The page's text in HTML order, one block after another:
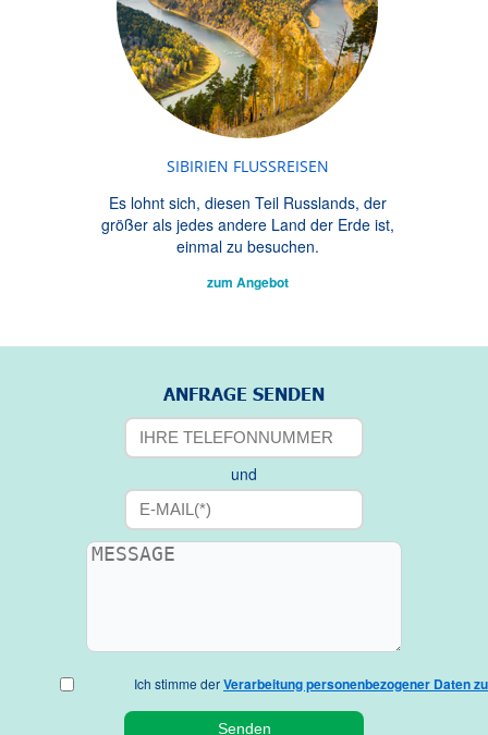
SIBIRIEN FLUSSREISEN
Es lohnt sich, diesen Teil Russlands, der
größer als jedes andere Land der Erde ist,
einmal zu besuchen.
zum Angebot
ANFRAGE SENDEN
und
Ich stimme derVerarbeitung personenbezogener Daten zu